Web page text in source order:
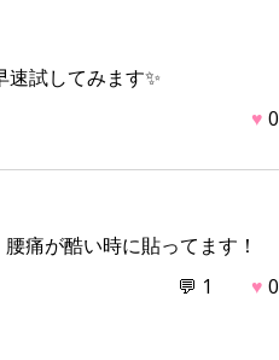
試してみます✨
♥ 0
痛が酷い時に貼ってます！
💬 1 ♥ 0